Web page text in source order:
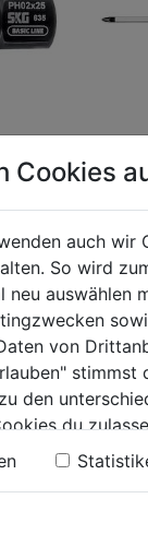
0.0
von
5
Cookies
auch
So wird
auswählen
von
den
du
in unserer